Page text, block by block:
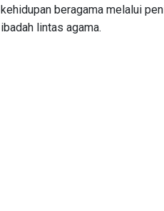
kehidupan beragama melalui
ibadah lintas agama.